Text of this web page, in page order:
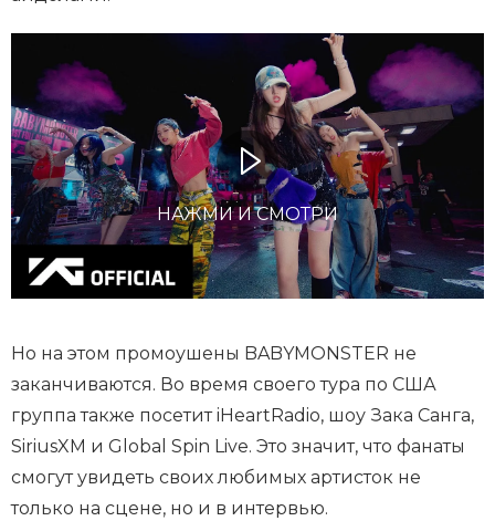
НАЖМИ И СМОТРИ
Но на этом промоушены BABYMONSTER не
заканчиваются. Во время своего тура по США
группа также посетит iHeartRadio, шоу Зака Санга,
SiriusXM и Global Spin Live. Это значит, что фанаты
смогут увидеть своих любимых артисток не
только на сцене, но и в интервью.